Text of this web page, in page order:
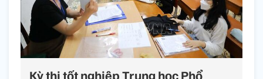
Kỳ thi tốt nghiệp Trung học Phổ